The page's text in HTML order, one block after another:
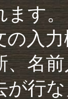
ます。
の入
、名
が行